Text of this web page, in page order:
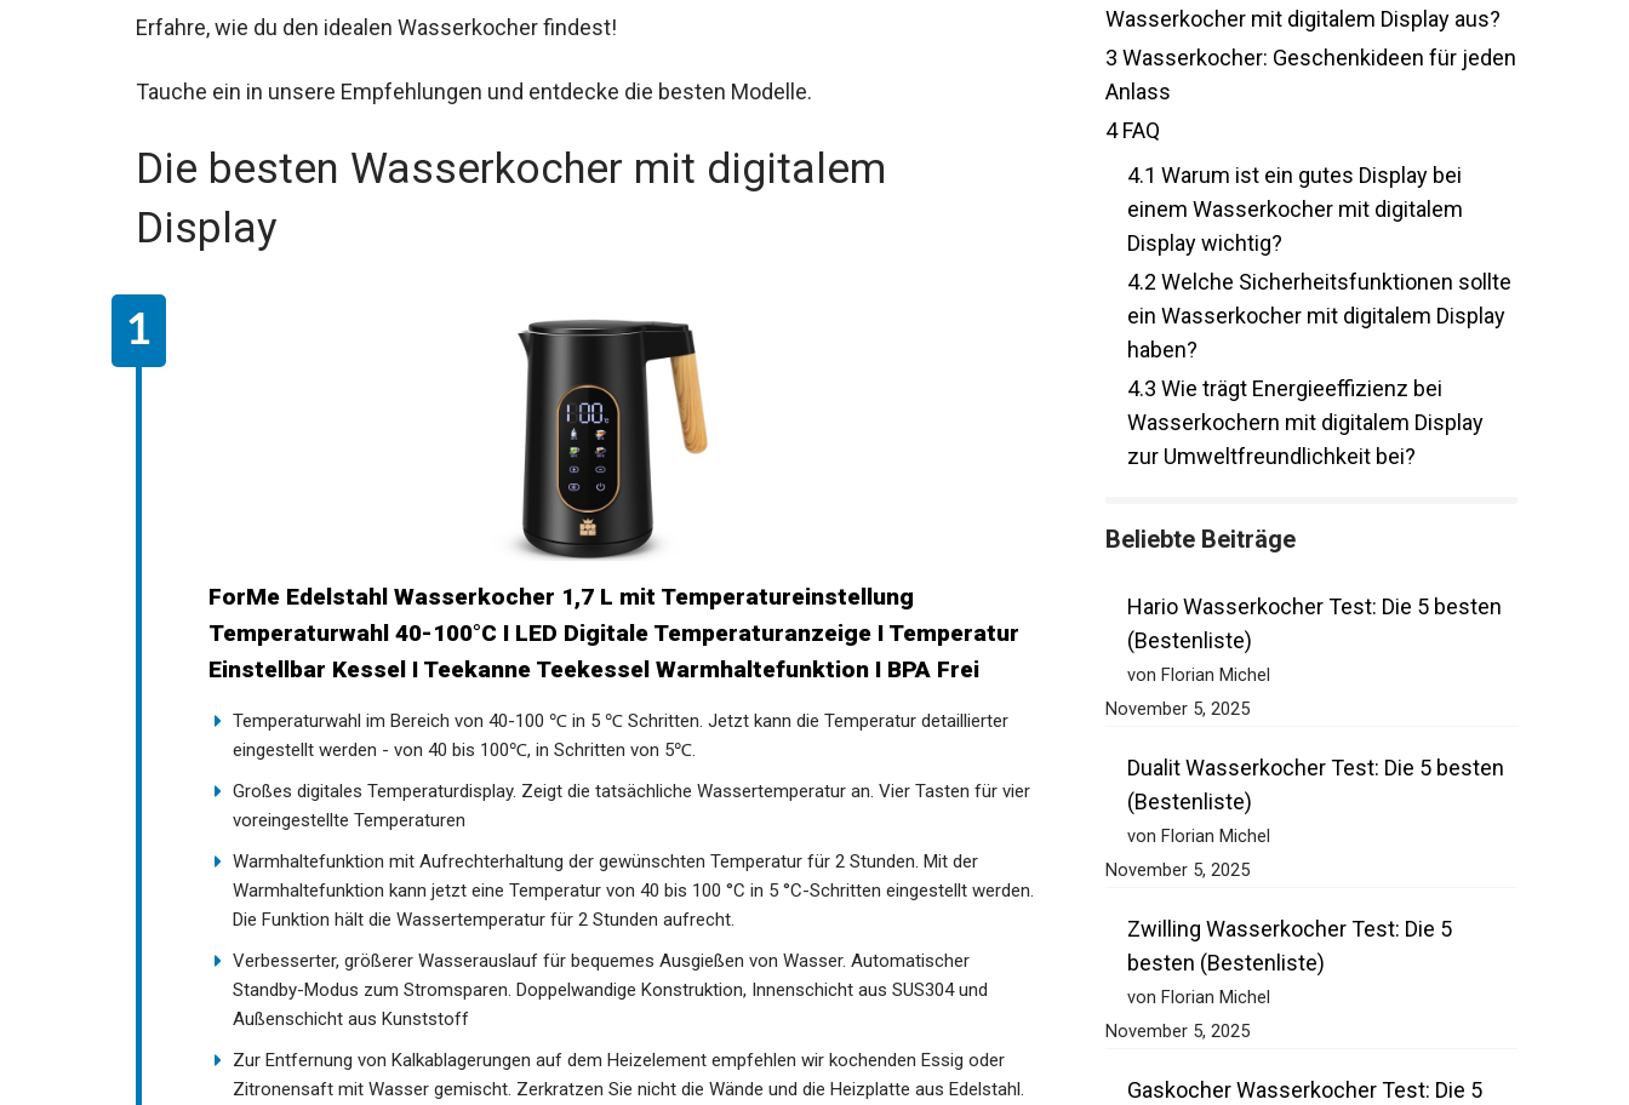
Erfahre, wie du den idealen Wasserkocher findest!
Tauche ein in unsere Empfehlungen und entdecke die besten Modelle.
Die besten Wasserkocher mit digitalem
Display
ForMe Edelstahl Wasserkocher 1,7 L mit Temperatureinstellung
Temperaturwahl 40-100°C I LED Digitale Temperaturanzeige I Temperatur
Einstellbar Kessel I Teekanne Teekessel Warmhaltefunktion I BPA Frei
Temperaturwahl im Bereich von 40-100 ℃ in 5 ℃ Schritten. Jetzt kann die Temperatur detaillierter
eingestellt werden - von 40 bis 100℃, in Schritten von 5℃.
Großes digitales Temperaturdisplay. Zeigt die tatsächliche Wassertemperatur an. Vier Tasten für vier
voreingestellte Temperaturen
Warmhaltefunktion mit Aufrechterhaltung der gewünschten Temperatur für 2 Stunden. Mit der
Warmhaltefunktion kann jetzt eine Temperatur von 40 bis 100 °C in 5 °C-Schritten eingestellt werden.
Die Funktion hält die Wassertemperatur für 2 Stunden aufrecht.
Verbesserter, größerer Wasserauslauf für bequemes Ausgießen von Wasser. Automatischer
Standby-Modus zum Stromsparen. Doppelwandige Konstruktion, Innenschicht aus SUS304 und
Außenschicht aus Kunststoff
Zur Entfernung von Kalkablagerungen auf dem Heizelement empfehlen wir kochenden Essig oder
Zitronensaft mit Wasser gemischt. Zerkratzen Sie nicht die Wände und die Heizplatte aus Edelstahl.
Wasserkocher mit digitalem Display aus?
3 Wasserkocher: Geschenkideen für jeden
Anlass
4FAQ
4.1 Warum ist ein gutes Display bei
einem Wasserkocher mit digitalem
Display wichtig?
4.2 Welche Sicherheitsfunktionen sollte
ein Wasserkocher mit digitalem Display
haben?
4.3 Wie trägt Energieeffizienz bei
Wasserkochern mit digitalem Display
zur Umweltfreundlichkeit bei?
Beliebte Beiträge
Hario Wasserkocher Test: Die 5 besten
(Bestenliste)
von Florian Michel
November 5, 2025
Dualit Wasserkocher Test: Die 5 besten
(Bestenliste)
von Florian Michel
November 5, 2025
Zwilling Wasserkocher Test: Die 5
besten (Bestenliste)
von Florian Michel
November 5, 2025
Gaskocher Wasserkocher Test: Die 5